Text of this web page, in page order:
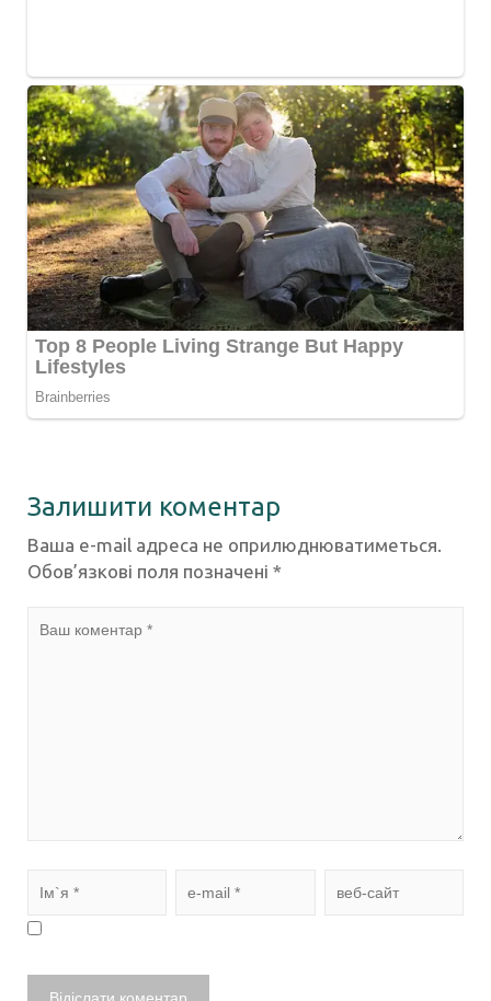
Залишити коментар
Ваша e-mail адреса не оприлюднюватиметься.
Обов’язкові поля позначені *